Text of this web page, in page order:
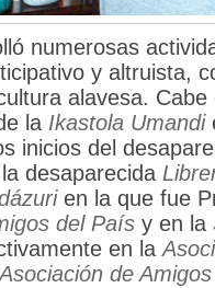
numerosas
y altruista,
alavesa. Cabe
la Ikastola Umandi
inicios del
desaparecida
en la que fue
del País y en la
en la
Asociación de